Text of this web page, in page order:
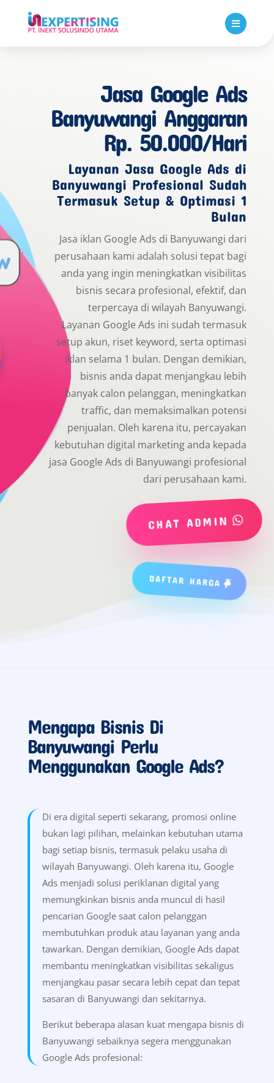

Jasa Google Ads
Banyuwangi Anggaran
Rp. 50.000/Hari
Layanan Jasa Google Ads di
Banyuwangi Profesional Sudah
Termasuk Setup & Optimasi 1
Bulan
Jasa iklan Google Ads di Banyuwangi dari
perusahaan kami adalah solusi tepat bagi
anda yang ingin meningkatkan visibilitas
bisnis secara profesional, efektif, dan
terpercaya di wilayah Banyuwangi.
Layanan Google Ads ini sudah termasuk
setup akun, riset keyword, serta optimasi
iklan selama 1 bulan. Dengan demikian,
bisnis anda dapat menjangkau lebih
banyak calon pelanggan, meningkatkan
traffic, dan memaksimalkan potensi
penjualan. Oleh karena itu, percayakan
kebutuhan digital marketing anda kepada
jasa Google Ads di Banyuwangi profesional
dari perusahaan kami.
CHAT ADMIN
DAFTAR HARGA
Mengapa Bisnis Di
Banyuwangi Perlu
Menggunakan Google Ads?
Di era digital seperti sekarang, promosi online
bukan lagi pilihan, melainkan kebutuhan utama
bagi setiap bisnis, termasuk pelaku usaha di
wilayah Banyuwangi. Oleh karena itu, Google
Ads menjadi solusi periklanan digital yang
memungkinkan bisnis anda muncul di hasil
pencarian Google saat calon pelanggan